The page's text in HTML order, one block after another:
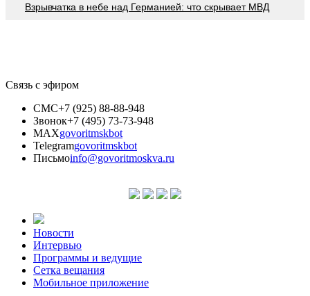
Взрывчатка в небе над Германией: что скрывает МВД
Связь с эфиром
СМС+7 (925) 88-88-948
Звонок+7 (495) 73-73-948
MAXgovoritmskbot
Telegramgovoritmskbot
Письмоinfo@govoritmoskva.ru
Новости
Интервью
Программы и ведущие
Сетка вещания
Мобильное приложение